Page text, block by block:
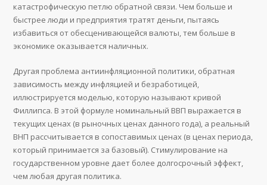
катастрофическую петлю обратной связи. Чем больше и
быстрее люди и предприятия тратят деньги, пытаясь
избавиться от обесценивающейся валюты, тем больше в
экономике оказывается наличных.
Другая проблема антиинфляционной политики, обратная
зависимость между инфляцией и безработицей,
иллюстрируется моделью, которую называют кривой
Филлипса. В этой формуле номинальный ВВП выражается в
текущих ценах (в рыночных ценах данного года), а реальный
ВНП рассчитывается в сопоставимых ценах (в ценах периода,
который принимается за базовый). Стимулирование на
государственном уровне дает более долгосрочный эффект,
чем любая другая политика.